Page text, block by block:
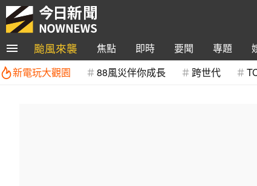
颱風來襲 焦點 即時 要聞 專題
新電玩大觀園
88風災伴你成長 跨世代